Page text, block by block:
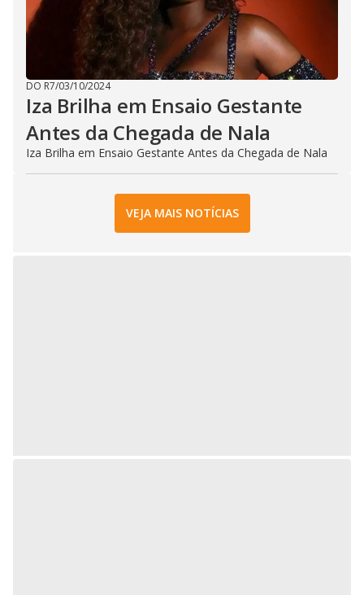
DO R7/03/10/2024
Iza Brilha em Ensaio Gestante
Antes da Chegada de Nala
Iza Brilha em Ensaio Gestante Antes da Chegada de Nala
VEJA MAIS NOTÍCIAS